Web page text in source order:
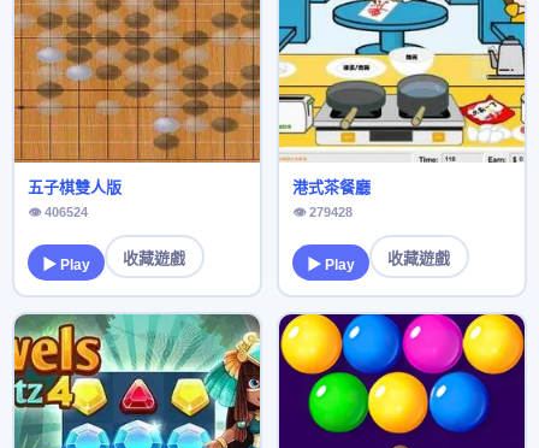
五子棋雙人版
👁 406524
▶ Play 收藏遊戲
港式茶餐廳
👁 279428
▶ Play 收藏遊戲